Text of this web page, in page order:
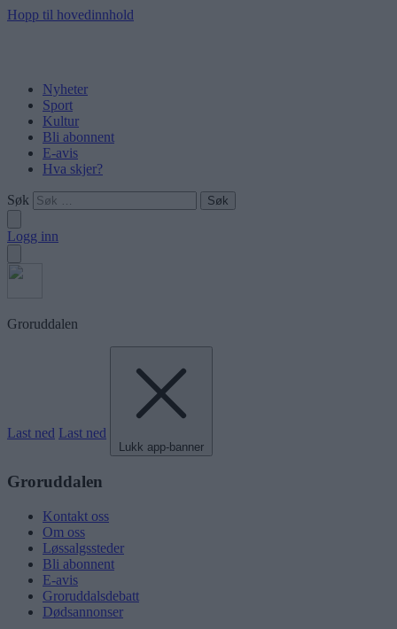
Hopp til hovedinnhold
Nyheter
Sport
Kultur
Bli abonnent
E-avis
Hva skjer?
Søk
Logg inn
Groruddalen
Last ned Last ned
Lukk app-banner
Groruddalen
Kontakt oss
Om oss
Løssalgssteder
Bli abonnent
E-avis
Groruddalsdebatt
Dødsannonser